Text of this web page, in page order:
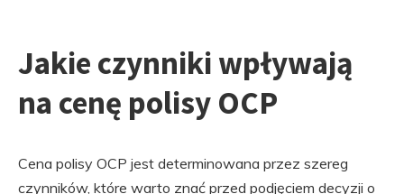
Jakie czynniki wpływają
na cenę polisy OCP
Cena polisy OCP jest determinowana przez szereg
czynników, które warto znać przed podjęciem decyzji o